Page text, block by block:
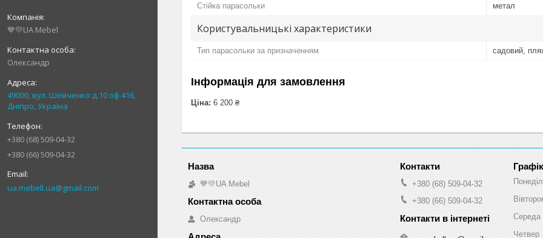
💙💛UA Mebel
Олександр
49000, вул. Шевченко д.10 оф.416,
Дніпро, Україна
+380 (68) 509-04-32
+380 (66) 509-04-32
ua.mebell.ua@gmail.com
Стійка парасольки метал
Користувальницькі характеристики
Тип парасольки за призначенням садовий,
Інформація для замовлення
Ціна: 6 200 ₴
💙💛UA Mebel
Олександр
+380 (68) 509-04-32
+380 (66) 509-04-32
Середа
Четвер